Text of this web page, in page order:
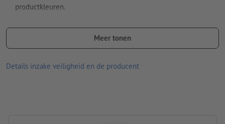
productkleuren.
afmetingen: 7,5 x 3,7 x 0,5 cm
Verpakking: Kartonnen/papieren sleeve
Meer tonen
Details inzake veiligheid en de producent